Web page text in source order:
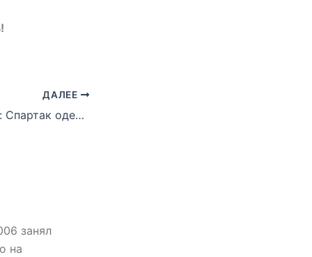
ДАЛЕЕ
Gothia Cup China: Спартак одержал вторую победу подряд!